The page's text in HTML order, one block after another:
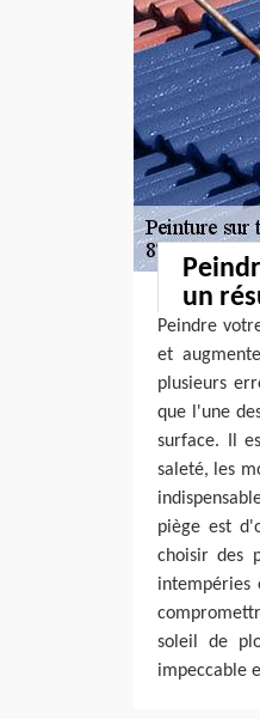
un
Peindre
et
plusieurs
que l'une
surface. Il
saleté, les
piège est
choisir des
intempéries
soleil de
impeccable